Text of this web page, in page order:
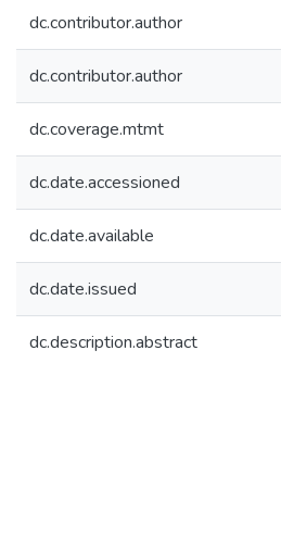
dc.contributor.author
dc.contributor.author
dc.coverage.mtmt
dc.date.accessioned
dc.date.available
dc.date.issued
dc.description.abstract